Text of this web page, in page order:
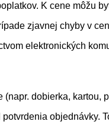
K cene môžu
zjavnej chyby v
elektronických
dobierka, kartou,
objednávky.